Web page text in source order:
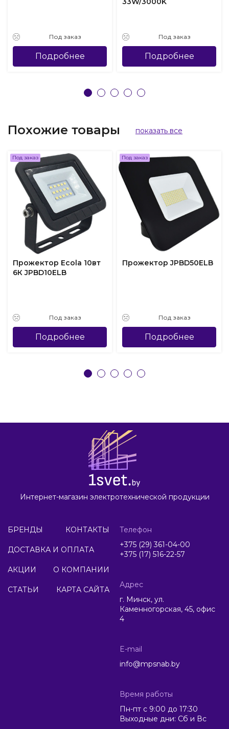
Под заказ
Подробнее
Под заказ
Подробнее
Похожие товары показать все
Под заказ
Прожектор Ecola 10вт
6К JPBD10ELB
Под заказ
Подробнее
Под заказ
Прожектор JPBD50ELB
Под заказ
Подробнее
Интернет-магазин электротехнической продукции
БРЕНДЫ КОНТАКТЫ
ДОСТАВКА И ОПЛАТА
АКЦИИ О КОМПАНИИ
СТАТЬИ КАРТА САЙТА
Телефон
+375 (29) 361-04-00
+375 (17) 516-22-57
Адрес
г. Минск, ул.
Каменногорская, 45, офис
4
E-mail
info@mpsnab.by
Время работы
Пн-пт с 9:00 до 17:30
Выходные дни: Сб и Вс